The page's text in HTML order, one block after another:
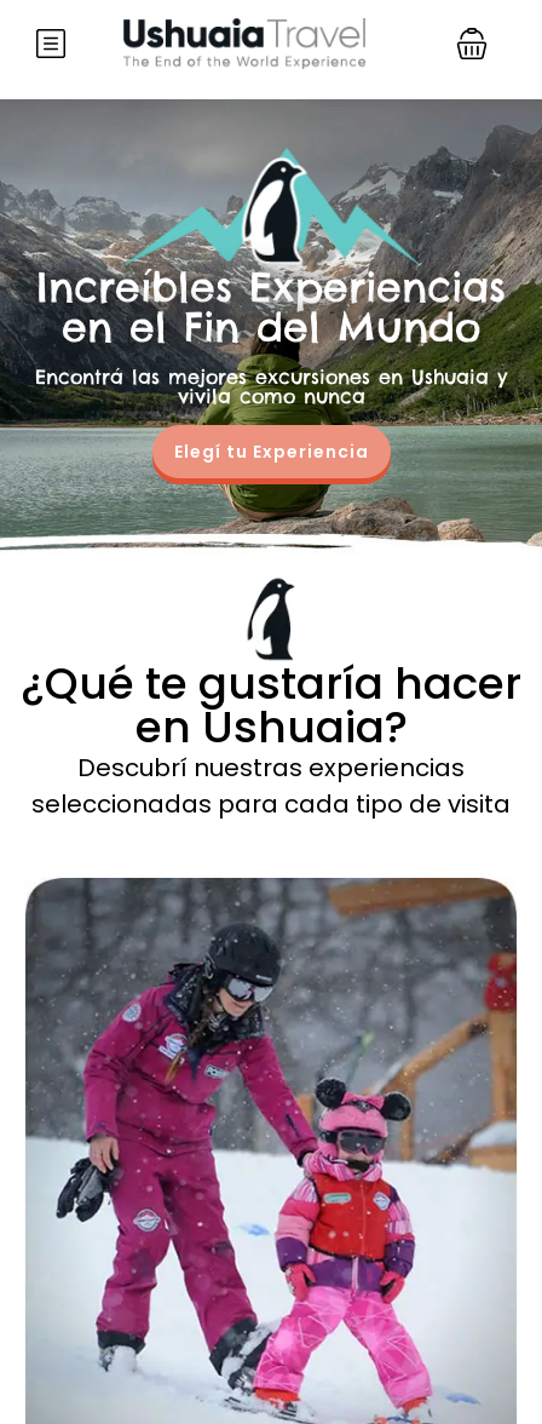
Increíbles Experiencias
en el Fin del Mundo
Encontrá las mejores excursiones en Ushuaia y
vivila como nunca
Elegí tu Experiencia
¿Qué te gustaría hacer
en Ushuaia?
Descubrí nuestras experiencias
seleccionadas para cada tipo de visita